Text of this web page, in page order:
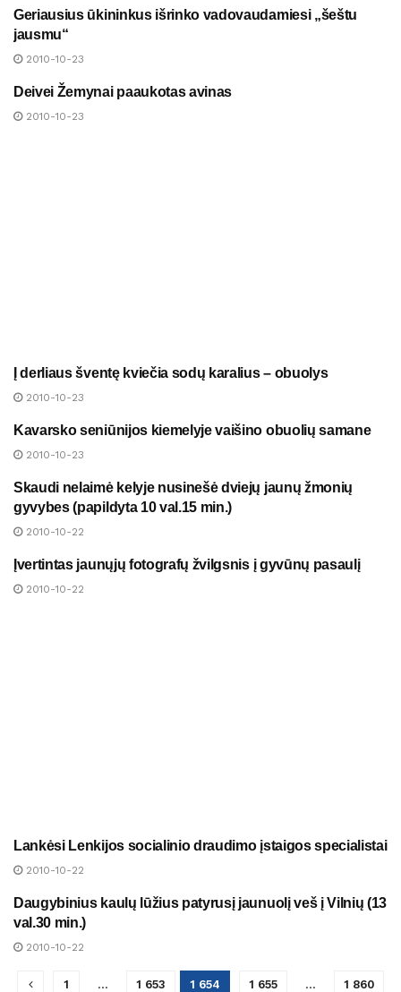
NAUJIENOS
Geriausius ūkininkus išrinko vadovaudamiesi „šeštu
jausmu“
2010-10-23
NAUJIENOS
Deivei Žemynai paaukotas avinas
2010-10-23
NAUJIENOS
Į derliaus šventę kviečia sodų karalius – obuolys
2010-10-23
NAUJIENOS
Kavarsko seniūnijos kiemelyje vaišino obuolių samane
2010-10-23
NAUJIENOS
Skaudi nelaimė kelyje nusinešė dviejų jaunų žmonių
gyvybes (papildyta 10 val.15 min.)
2010-10-22
NAUJIENOS
Įvertintas jaunųjų fotografų žvilgsnis į gyvūnų pasaulį
2010-10-22
NAUJIENOS
Lankėsi Lenkijos socialinio draudimo įstaigos specialistai
2010-10-22
NAUJIENOS
Daugybinius kaulų lūžius patyrusį jaunuolį veš į Vilnių (13
val.30 min.)
2010-10-22
1 … 1 653 1 654 1 655 … 1 860